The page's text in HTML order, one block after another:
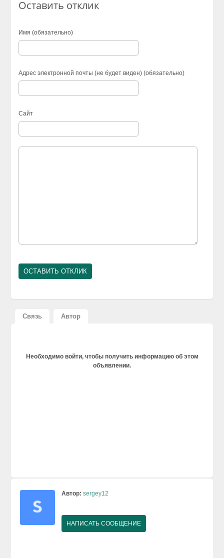
Оставить отклик
Имя (обязательно)
Адрес электронной почты (не будет виден) (обязательно)
Сайт
Связь Автор
Необходимо войти, чтобы получить информацию об этом
объявлении.
Автор: sergey12
НАПИСАТЬ СООБЩЕНИЕ